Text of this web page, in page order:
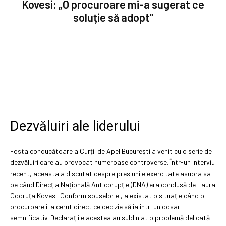
Kovesi: „O procuroare mi-a sugerat ce
soluție să adopt”
Dezvăluiri ale liderului
Fosta conducătoare a Curții de Apel București a venit cu o serie de
dezvăluiri care au provocat numeroase controverse. Într-un interviu
recent, aceasta a discutat despre presiunile exercitate asupra sa
pe când Direcția Națională Anticorupție (DNA) era condusă de Laura
Codruța Kovesi. Conform spuselor ei, a existat o situație când o
procuroare i-a cerut direct ce decizie să ia într-un dosar
semnificativ. Declarațiile acestea au subliniat o problemă delicată